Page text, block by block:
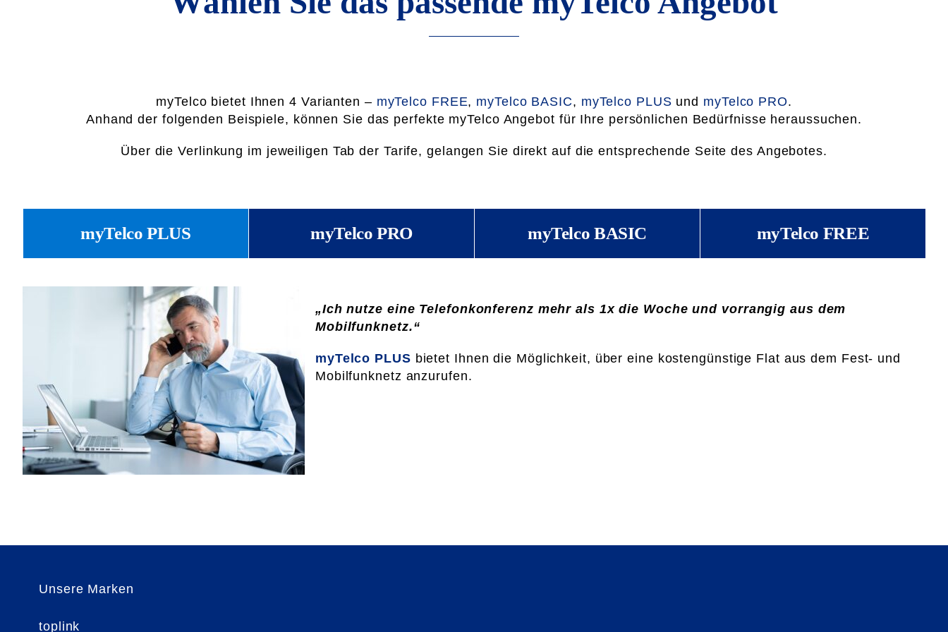
myTelco bietet Ihnen 4 Varianten – myTelco FREE, myTelco BASIC, myTelco PLUS und myTelco PRO.
Anhand der folgenden Beispiele, können Sie das perfekte myTelco Angebot für Ihre persönlichen Bedürfnisse heraussuchen.
Über die Verlinkung im jeweiligen Tab der Tarife, gelangen Sie direkt auf die entsprechende Seite des Angebotes.
myTelco PLUS myTelco PRO myTelco BASIC myTelco FREE
„Ich nutze eine Telefonkonferenz mehr als 1x die Woche und vorrangig aus dem
Mobilfunknetz.“
myTelco PLUS bietet Ihnen die Möglichkeit, über eine kostengünstige Flat aus dem Fest- und
Mobilfunknetz anzurufen.
Unsere Marken
toplink